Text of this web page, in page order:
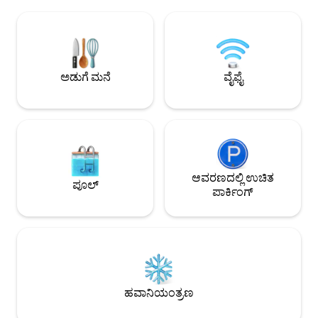
ಆದರ್ಶಪ್ರಾಯವಾಗಿ 2 ನಿದ್ರಿಸುತ್ತಾರೆ ಆದರೆ 4 ಕ್ಕೆ
ಆರಾಮವಾಗಿ ಅವಕಾಶ ಕಲ್ಪಿಸಬಹುದು. ಲೌಂಜ್
ಡೈನಿಂಗ್ ಪ್ರದೇಶದಲ್ಲಿ ಇಬ್ಬರು ಸಿಂಗಲ್
ದಿವಾನ್‌ಗಳಿದ್ದಾರೆ. ಪ್ರಾಪರ್ಟಿಯ ಆಚೆ ಸುರಕ್ಷಿತ ಈಜು
ಕಡಲತೀರವಿದೆ. ಸ್ಥಳ ಹಳ್ಳಿಯ ಶಾಪಿಂಗ್ ಕೇಂದ್ರಕ್ಕೆ ( 5
ಕೆಫೆಗಳನ್ನು ಪ್ರವೇಶಿಸಬಹುದು. ಸಾರ್ವಜನಿಕ
ಸಾರಿಗೆಯು ಗ್ರಾಮ ಕೇಂದ್ರದಲ್ಲಿದೆ (ಗೀಲಾಂಗ್‌ಗೆ ಬಸ್
ನೀಡಲು ಇದು ಸೂಕ್ತವಾಗಿದೆ- ಗ್ರೇಟ್ ಓಷನ್ ರಸ್ತೆ,
ಪೆನಿನ್ಸುಲಾ. ಪಾಯಿಂಟ್ ಲನ್ಸ್‌ಡೇಲ್ ಮೆಲ್ಬರ್ನ್‌ನಿಂದ
ಸುಲಭ ಪ್ರವೇಶವಿದೆ. ಪಾಯಿಂಟ್ ಲನ್ಸ್‌ಡೇಲ್‌ಗೆ ಶಟಲ್
ಬಸ್ ಸೇವೆಯೊಂದಿಗೆ ಅವಲಾನ್ ವಿಮಾನ ನಿಲ್ದಾಣವು
ವಿನಂತಿಯನ್ನು ಮಾಡುವ ಮೊದಲು ದಯವಿಟ್ಟು
ಫ್ರಾನ್ಸಿಸ್ ಮತ್ತು ರೇ
ವಾಸಿಸುವ ಸ್ಥಳವಾಗಿದೆ ದಯವಿಟ್ಟು ಪ್ರಾಪರ್ಟಿಯಲ್ಲಿ
ಯಾವುದೇ ಗೆಸ್ಟ್‌ಗಳ
ಅಥವಾ ಸಹಾಯ
ಅಡುಗೆ ಮನೆ ವೈಫೈ
ಪೂಲ್
ಆವರಣದಲ್ಲಿ ಉಚಿತ
ಪಾರ್ಕಿಂಗ್
ಹವಾನಿಯಂತ್ರಣ